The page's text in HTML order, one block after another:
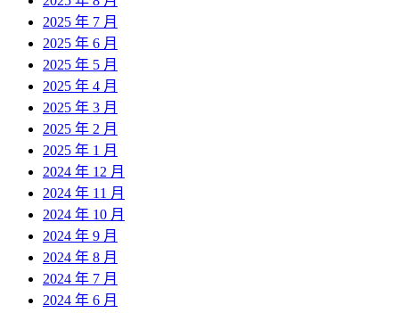
2025 年 7 月
2025 年 6 月
2025 年 5 月
2025 年 4 月
2025 年 3 月
2025 年 2 月
2025 年 1 月
2024 年 12 月
2024 年 11 月
2024 年 10 月
2024 年 9 月
2024 年 8 月
2024 年 7 月
2024 年 6 月